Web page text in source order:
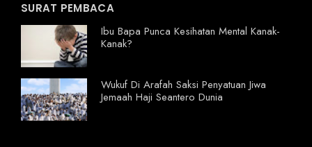
SURAT PEMBACA
Ibu Bapa Punca Kesihatan Mental Kanak-
Kanak?
Wukuf Di Arafah Saksi Penyatuan Jiwa
Jemaah Haji Seantero Dunia